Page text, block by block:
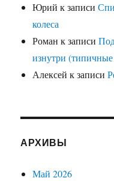
Юрий к записи
колеса
Роман к записи
изнутри
Алексей к записи
АРХИВЫ
Май 2026